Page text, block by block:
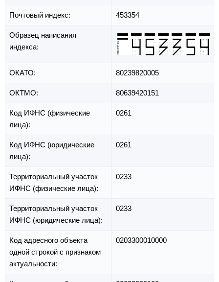
Почтовый индекс: 453354
Образец написания
индекса:
ОКАТО: 80239820005
ОКТМО: 80639420151
Код ИФНС (физические
лица):
0261
Код ИФНС (юридические
лица):
0261
Территориальный участок
ИФНС (физические лица):
0233
Территориальный участок
ИФНС (юридические лица):
0233
Код адресного объекта
одной строкой с признаком
актуальности:
0203300010000